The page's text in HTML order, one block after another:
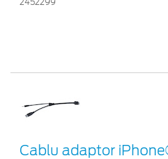
2452299
Cablu adaptor